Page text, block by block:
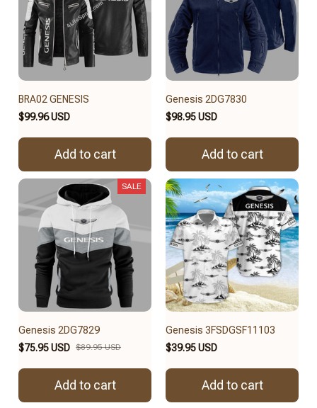
BRA02 GENESIS
$99.96 USD
Add to cart
Genesis 2DG7830
$98.95 USD
Add to cart
SALE
Genesis 2DG7829
$75.95 USD $89.95 USD
Add to cart
Genesis 3FSDGSF11103
$39.95 USD
Add to cart